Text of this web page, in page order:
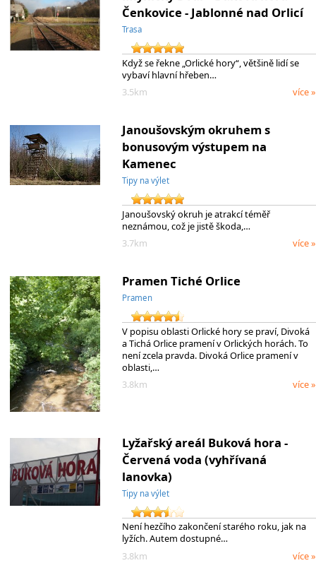
Čenkovice - Jablonné nad Orlicí
Trasa
Když se řekne „Orlické hory“, většině lidí se
vybaví hlavní hřeben…
3.5km
více »
Janoušovským okruhem s
bonusovým výstupem na
Kamenec
Tipy na výlet
Janoušovský okruh je atrakcí téměř
neznámou, což je jistě škoda,…
3.7km
více »
Pramen Tiché Orlice
Pramen
V popisu oblasti Orlické hory se praví, Divoká
a Tichá Orlice pramení v Orlických horách. To
není zcela pravda. Divoká Orlice pramení v
oblasti,…
3.8km
více »
Lyžařský areál Buková hora -
Červená voda (vyhřívaná
lanovka)
Tipy na výlet
Není hezčího zakončení starého roku, jak na
lyžích. Autem dostupné…
3.8km
více »